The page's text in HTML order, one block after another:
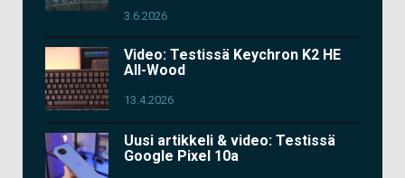
3.6.2026
Video: Testissä Keychron K2 HE
All-Wood
13.4.2026
Uusi artikkeli & video: Testissä
Google Pixel 10a